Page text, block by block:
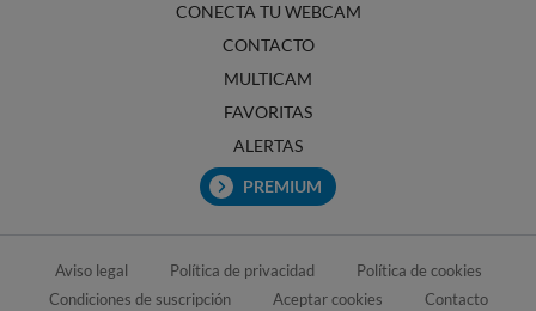
CONECTA TU WEBCAM
CONTACTO
MULTICAM
FAVORITAS
ALERTAS
PREMIUM
Aviso legal Política de privacidad
Política de cookies
Condiciones de suscripción
Aceptar cookies Contacto